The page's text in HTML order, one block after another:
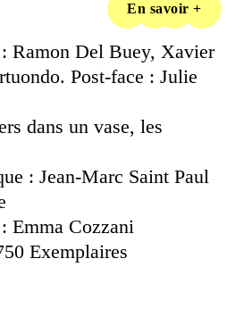
En savoir +
Ramon Del Buey, Xavier
Post-face : Julie
dans un vase, les
: Jean-Marc Saint Paul
Emma Cozzani
Exemplaires